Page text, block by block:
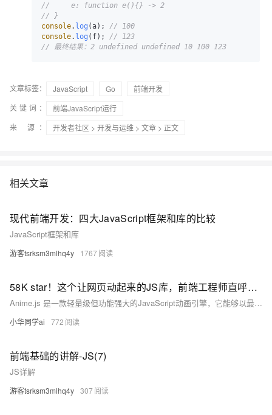
//     e: function e(){} -> 2
// }
console. log (a); // 100
console. log (f); // 123
// 最终结果：2 undefined undefined 10 100 123
文章标签： JavaScript Go
前端开发
关键词：
前端JavaScript运行
来 源：
开发者社区 > 开发与运维 > 文章 > 正文
相关文章
现代前端开发：四大JavaScript框架和库的比较
JavaScript框架和库
游客tsrksm3mlhq4y 1767
58K star！这个让网页动起来的JS库，前端工程师直呼真香！
Anime.js 是一款轻量级但功能强大的JavaScript动画引擎，它能够以最简单的方式为网页元素添加令人惊艳的动效。这个项目在GitHub上已经获得58,000+星标，被广泛应用于电商页面、数据可视化、游戏开发等场景。
小华同学ai 772
前端基础的讲解-JS(7)
JS详解
游客tsrksm3mlhq4y 307